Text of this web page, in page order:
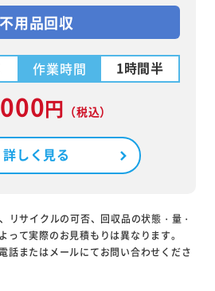
不用品回収
作業時間 1時間半
円 （税込）
詳しく見る
リサイクルの可否、回収品の状態・量・
って実際のお見積もりは異なります。
話またはメールにてお問い合わせくださ